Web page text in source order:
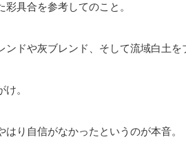
具合を参考してのこと。
ドや灰ブレンド、そして流域白土を
。
り自信がなかったというのが本音。